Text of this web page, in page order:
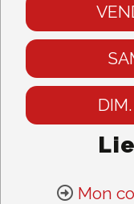
Mon